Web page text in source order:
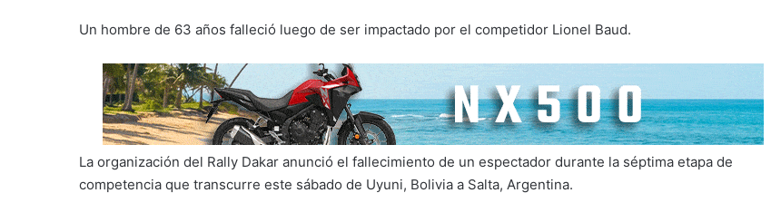
Un hombre de 63 años falleció luego de ser impactado por el competidor Lionel Baud.
La organización del Rally Dakar anunció el fallecimiento de un espectador durante la séptima etapa de
competencia que transcurre este sábado de Uyuni, Bolivia a Salta, Argentina.